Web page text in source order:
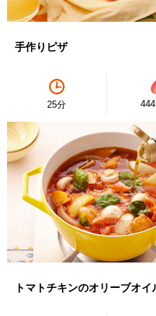
手作りピザ
25分
トマトチキンのオリーブオイ